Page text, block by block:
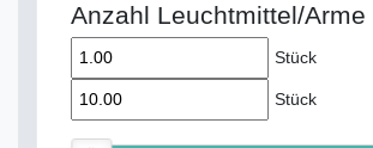
Anzahl Leuchtmittel/Arme
Stück
Stück